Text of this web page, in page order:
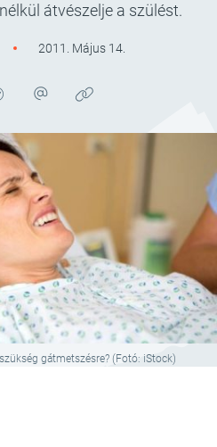
átvészelje a szülést.
2011. Május 14.
gátmetszésre? (Fotó: iStock)